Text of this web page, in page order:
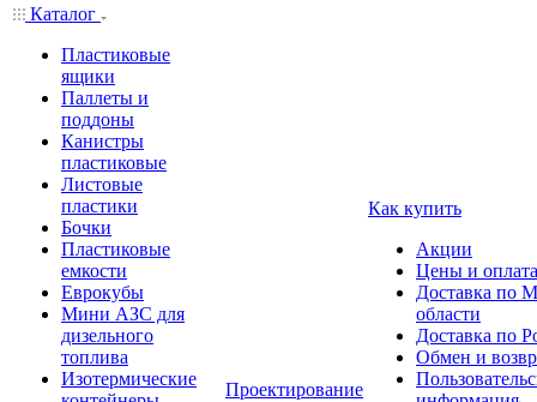
Каталог
Пластиковые
ящики
Паллеты и
поддоны
Канистры
пластиковые
Листовые
пластики
Бочки
Пластиковые
емкости
Еврокубы
Мини АЗС для
дизельного
топлива
Изотермические
Проектирование
Как купить
Акции
Цены и оплата
Доставка по
области
Доставка по
Обмен и